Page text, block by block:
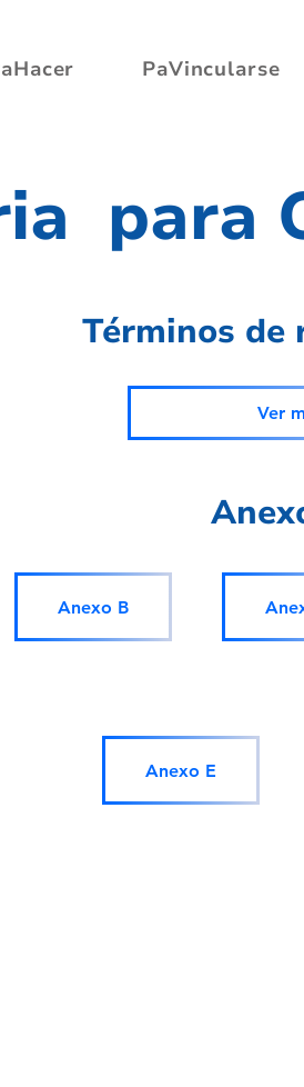
PaVincularse
para
Términos de
Ver
Anexo B
Anexo E